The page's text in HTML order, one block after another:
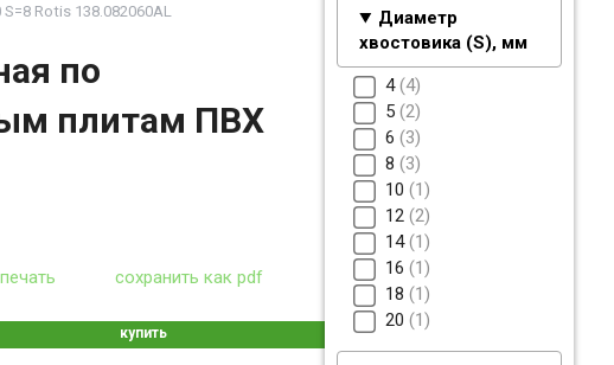
Диаметр
хвостовика (S), мм
4 4
5 2
6 3
8 3
10 1
12 2
14 1
16 1
18 1
20 1
Rotis 138.082060AL
по
плитам ПВХ
печать сохранить как pdf
купить